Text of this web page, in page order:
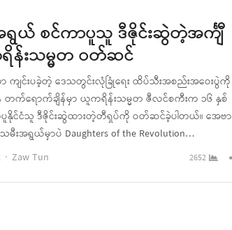
ရွယ် စင်ကာပူသူ ဒီဇိုင်းဆွဲတဲ့အင်္ကျီ
းသမ္မတ ဝတ်ဆင်
ကျင်းပခဲ့တဲ့ ဒေသတွင်းလုံခြုံရေး ထိပ်သီးအစည်းအဝေးပွဲကို
က်ရောက်ချိန်မှာ ယူကရိန်းသမ္မတ ဇီလင်စကီးက ၁၆ နှစ်
နိုင်ငံသူ ဒီဇိုင်းဆွဲထားတဲ့တီရှပ်ကို ဝတ်ဆင်ခဲ့ပါတယ်။ အေဗာ
းအရွယ်မှာပဲ Daughters of the Revolution…
Author
Zaw Tun 2652